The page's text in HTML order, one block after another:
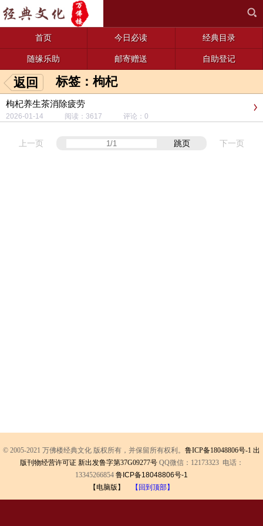
首页 今日必读 经典目录
随缘乐助 邮寄赠送 自助登记
返回 标签：枸杞
枸杞养生茶消除疲劳
2026-01-14 阅读：3617 评论：0
上一页 跳页 下一页
© 2005-2021 万佛楼经典文化 版权所有，并保留所有权利。 鲁ICP备18048806号-1 出
版刊物经营许可证 新出发鲁字第37G09277号 QQ微信：12173323 电话：
13345266854 鲁ICP备18048806号-1
【电脑版】
【回到顶部】